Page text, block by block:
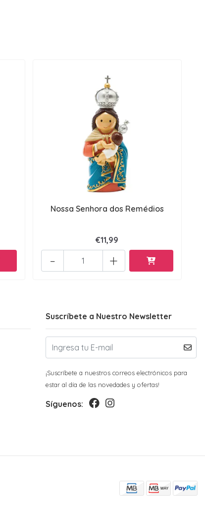
Nossa Senhora dos Remédios
€11,99
+
-
Suscríbete a Nuestro Newsletter
¡Suscríbete a nuestros correos electrónicos para
estar al día de las novedades y ofertas!
Síguenos: